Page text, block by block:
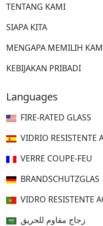
TENTANG KAMI
SIAPA KITA
MENGAPA MEMILIH
KEBIJAKAN PRIBADI
Languages
FIRE-RATED GLASS
VIDRIO RESISTENTE
VERRE COUPE-FEU
BRANDSCHUTZGLAS
VIDRO RESISTENTE
زجاج مقاوم للحريق